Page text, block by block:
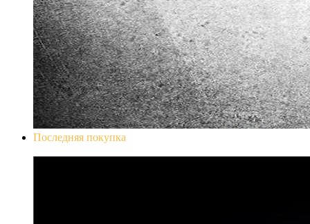
Последняя покупка